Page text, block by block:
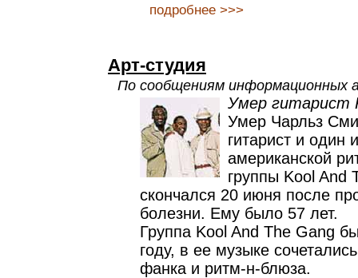
подробнее >>>
Арт-студия
По сообщениям информационных
Умер гитарист
Умер Чарльз
гитарист и один
американской
группы Kool And
скончался 20 июня после
болезни. Ему было 57 лет.
Группа Kool And The Gang
году, в ее музыке
фанка и ритм-н-блюза.